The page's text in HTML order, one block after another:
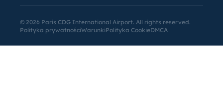
© 2026 Paris CDG International Airport. All rights reserved.
Polityka prywatnościWarunkiPolityka CookieDMCA